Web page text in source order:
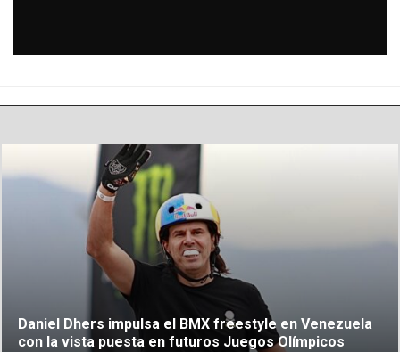
Daniel Dhers impulsa el BMX freestyle en Venezuela
con la vista puesta en futuros Juegos Olímpicos